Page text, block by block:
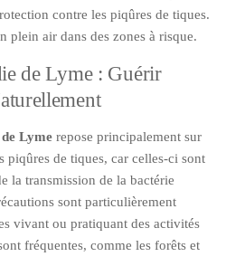
contre les piqûres de tiques.
plein air dans des zones à risque.
de Lyme : Guérir
Lyme repose principalement sur
piqûres de tiques, car celles-ci sont
la transmission de la bactérie
sont particulièrement
vivant ou pratiquant des activités
fréquentes, comme les forêts et